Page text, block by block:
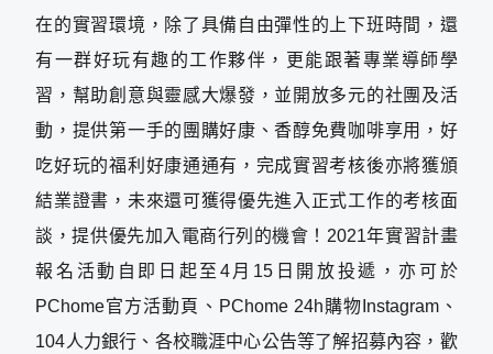
在的實習環境，除了具備自由彈性的上下班時間，還
有一群好玩有趣的工作夥伴，更能跟著專業導師學
習，幫助創意與靈感大爆發，並開放多元的社團及活
動，提供第一手的團購好康、香醇免費咖啡享用，好
吃好玩的福利好康通通有，完成實習考核後亦將獲頒
結業證書，未來還可獲得優先進入正式工作的考核面
談，提供優先加入電商行列的機會！2021年實習計畫
報名活動自即日起至4月15日開放投遞，亦可於
PChome官方活動頁、PChome 24h購物Instagram、
104人力銀行、各校職涯中心公告等了解招募內容，歡